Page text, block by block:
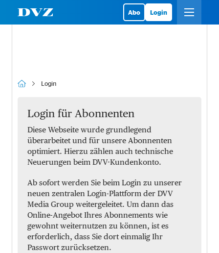
Abo Login
Login
Login für Abonnenten
Diese Webseite wurde grundlegend
überarbeitet und für unsere Abonnenten
optimiert. Hierzu zählen auch technische
Neuerungen beim DVV-Kundenkonto.
Ab sofort werden Sie beim Login zu unserer
neuen zentralen Login-Plattform der DVV
Media Group weitergeleitet. Um dann das
Online-Angebot Ihres Abonnements wie
gewohnt weiternutzen zu können, ist es
erforderlich, dass Sie dort einmalig Ihr
Passwort zurücksetzen.